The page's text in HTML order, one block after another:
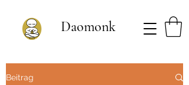
Daomonk
Beitrag